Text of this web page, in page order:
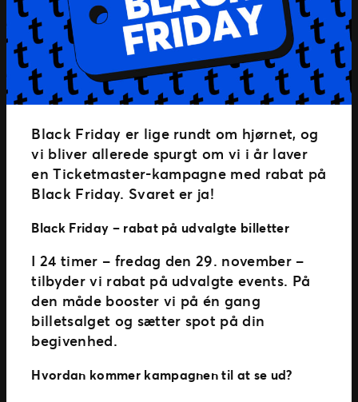
Ticketmaster Gavekort
Black Friday er lige rundt om hjørnet, og
vi bliver allerede spurgt om vi i år laver
en Ticketmaster-kampagne med rabat på
Black Friday. Svaret er ja!
Black Friday – rabat på udvalgte billetter
I 24 timer – fredag den 29. november –
tilbyder vi rabat på udvalgte events. På
den måde booster vi på én gang
billetsalget og sætter spot på din
begivenhed.
Hvordan kommer kampagnen til at se ud?